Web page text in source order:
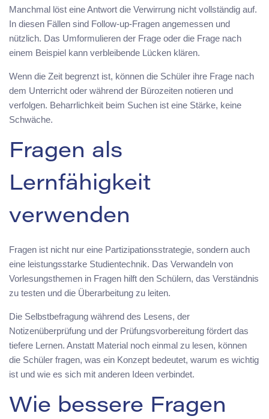
Manchmal löst eine Antwort die Verwirrung nicht vollständig auf.
In diesen Fällen sind Follow-up-Fragen angemessen und
nützlich. Das Umformulieren der Frage oder die Frage nach
einem Beispiel kann verbleibende Lücken klären.
Wenn die Zeit begrenzt ist, können die Schüler ihre Frage nach
dem Unterricht oder während der Bürozeiten notieren und
verfolgen. Beharrlichkeit beim Suchen ist eine Stärke, keine
Schwäche.
Fragen als
Lernfähigkeit
verwenden
Fragen ist nicht nur eine Partizipationsstrategie, sondern auch
eine leistungsstarke Studientechnik. Das Verwandeln von
Vorlesungsthemen in Fragen hilft den Schülern, das Verständnis
zu testen und die Überarbeitung zu leiten.
Die Selbstbefragung während des Lesens, der
Notizenüberprüfung und der Prüfungsvorbereitung fördert das
tiefere Lernen. Anstatt Material noch einmal zu lesen, können
die Schüler fragen, was ein Konzept bedeutet, warum es wichtig
ist und wie es sich mit anderen Ideen verbindet.
Wie bessere Fragen